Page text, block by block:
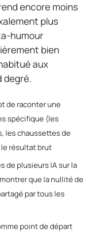
encore moins
plus
humour
bien
aux
degré.
de raconter une
spécifique (les
les chaussettes de
résultat brut
de plusieurs IA sur la
que la nullité de
par tous les
point de départ